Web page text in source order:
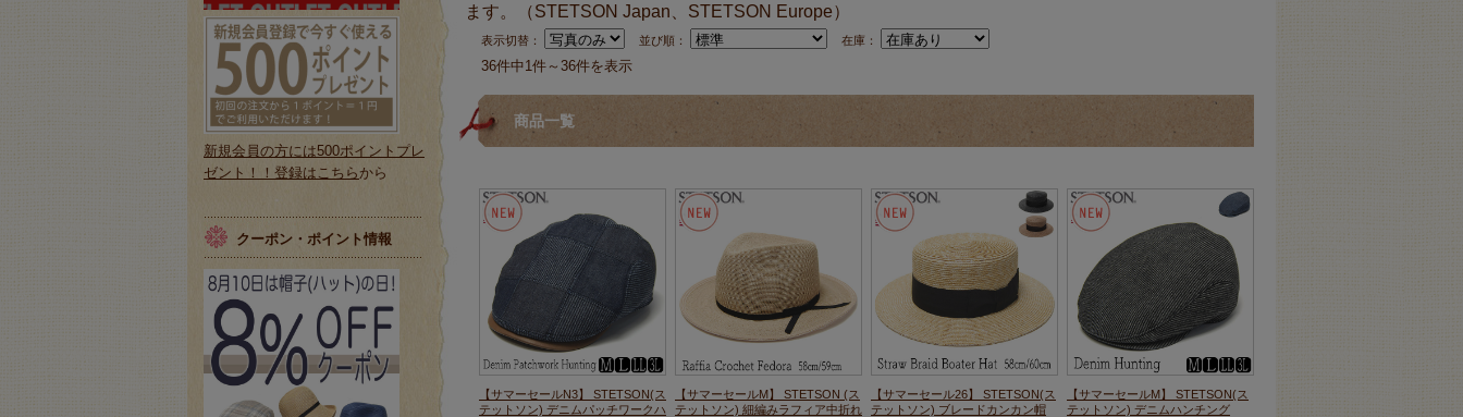
ます。（STETSON Japan、STETSON Europe）
表示切替： 並び順： 在庫：
36件中1件～36件を表示
商品一覧
【サマーセールN3】 STETSON(ス
テットソン) デニムパッチワークハ
【サマーセールM】 STETSON (ス
テットソン) 細編みラフィア中折れ
【サマーセール26】 STETSON(ス
テットソン) ブレードカンカン帽
【サマーセールM】 STETSON(ス
テットソン) デニムハンチング
新規会員の方には500ポイントプレ
ゼント！！登録はこちら から
クーポン・ポイント情報